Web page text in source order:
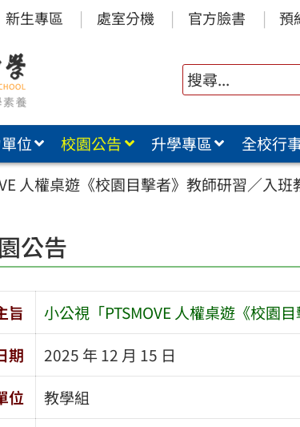
新生專區 處室分機 官方臉書 預
位 校園公告 升學專區 全校行
人權桌遊《校園目擊者》教師研習／入
公告
旨
小公視「PTSMOVE 人權桌遊《校園
期
2025 年 12 月 15 日
位
教學組